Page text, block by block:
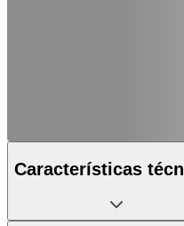
Características